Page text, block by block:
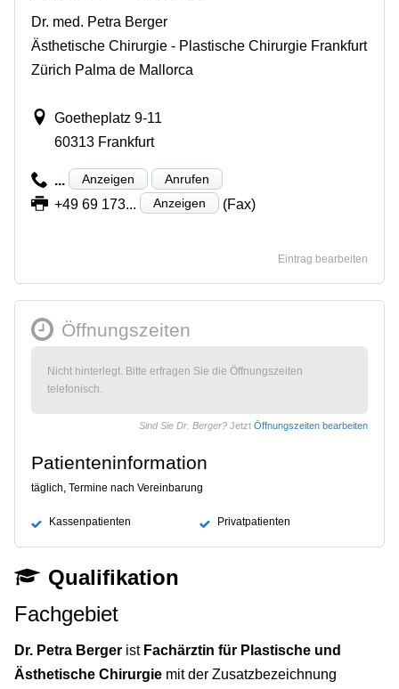
Dr. med. Petra Berger
Ästhetische Chirurgie - Plastische Chirurgie Frankfurt
Zürich Palma de Mallorca
Goetheplatz 9-11
60313 Frankfurt
... Anzeigen Anrufen
+49 69 173... Anzeigen (Fax)
Eintrag bearbeiten
Öffnungszeiten
Nicht hinterlegt. Bitte erfragen Sie die Öffnungszeiten
telefonisch.
Sind Sie Dr. Berger? Jetzt Öffnungszeiten bearbeiten
Patienteninformation
täglich, Termine nach Vereinbarung
Kassenpatienten Privatpatienten
Qualifikation
Fachgebiet
Dr. Petra Berger ist Fachärztin für Plastische und
Ästhetische Chirurgie mit der Zusatzbezeichnung